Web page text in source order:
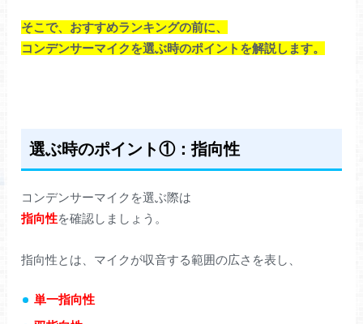
そこで、おすすめランキングの前に、
コンデンサーマイクを選ぶ時のポイントを解説します。
選ぶ時のポイント①：指向性
コンデンサーマイクを選ぶ際は
指向性を確認しましょう。
指向性とは、マイクが収音する範囲の広さを表し、
単一指向性